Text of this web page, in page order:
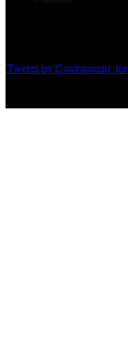
Tweets by Contraponto_jor